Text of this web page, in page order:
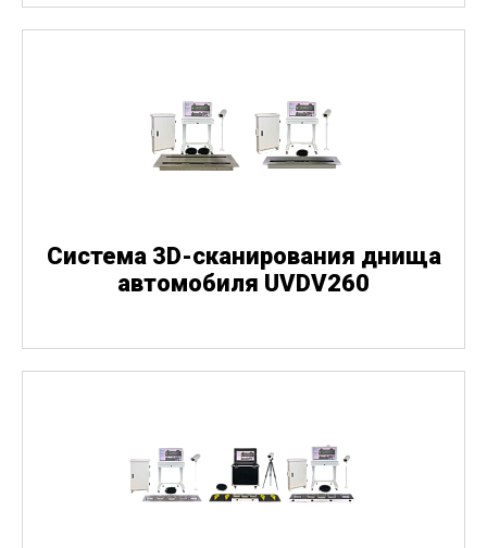
Система 3D-сканирования днища
автомобиля UVDV260